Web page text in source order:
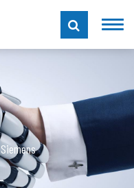
Siemens